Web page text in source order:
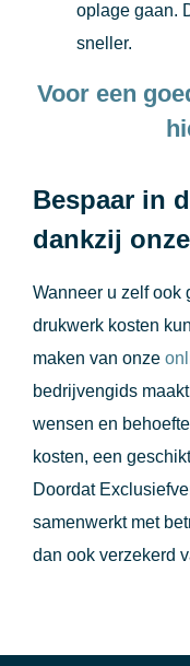
oplage gaan.
sneller.
Voor een
Bespaar in
dankzij
Wanneer u zelf ook
drukwerk kosten
maken van onze
bedrijvengids
wensen en
kosten, een
Doordat
samenwerkt met
dan ook verzekerd